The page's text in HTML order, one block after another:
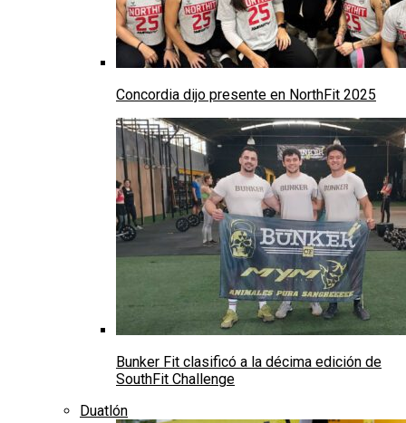
Concordia dijo presente en NorthFit 2025
Bunker Fit clasificó a la décima edición de
SouthFit Challenge
Duatlón